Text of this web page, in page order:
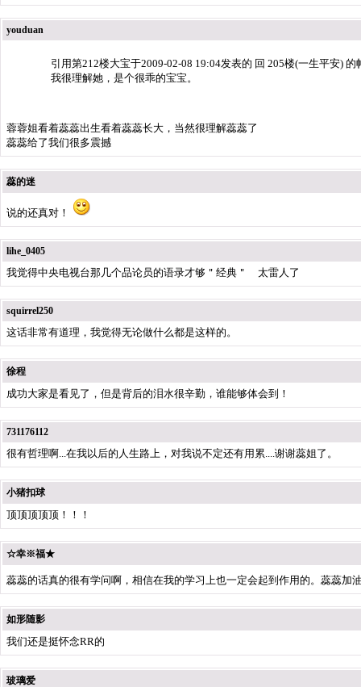
youduan
引用第212楼大宝于2009-02-08 19:04发表的 回 205楼(一生平安) 的
我很理解她，是个很乖的宝宝。
蓉蓉姐看着蕊蕊出生看着蕊蕊长大，当然很理解蕊蕊了
蕊蕊给了我们很多震撼
蕊的迷
说的还真对！
lihe_0405
我觉得中央电视台那几个品论员的语录才够＂经典＂ 太雷人了
squirrel250
这话非常有道理，我觉得无论做什么都是这样的。
徐程
成功大家是看见了，但是背后的泪水很辛勤，谁能够体会到！
731176112
很有哲理啊...在我以后的人生路上，对我说不定还有用累....谢谢蕊姐了。
小猪扣球
顶顶顶顶顶！！！
☆幸※福★
蕊蕊的话真的很有学问啊，相信在我的学习上也一定会起到作用的。蕊蕊加
如形随影
我们还是挺怀念RR的
玻璃爱